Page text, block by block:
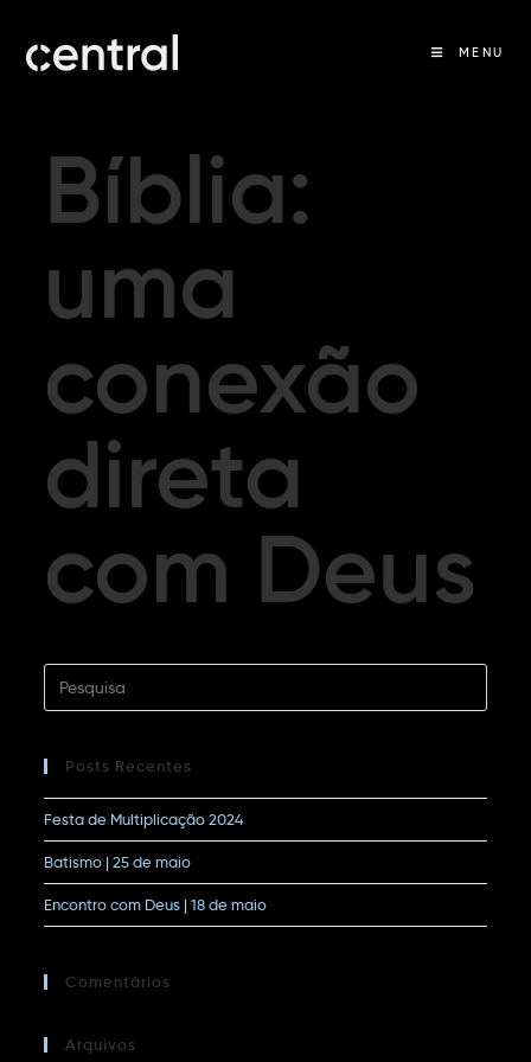
MENU
Bíblia:
uma
conexão
direta
com Deus
Posts Recentes
Festa de Multiplicação 2024
Batismo | 25 de maio
Encontro com Deus | 18 de maio
Comentários
Arquivos